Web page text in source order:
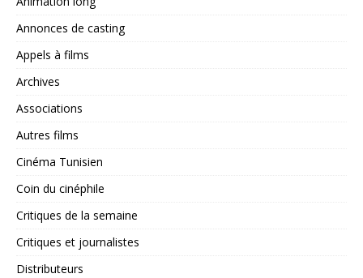
Annonces de casting
Appels à films
Archives
Associations
Autres films
Cinéma Tunisien
Coin du cinéphile
Critiques de la semaine
Critiques et journalistes
Distributeurs